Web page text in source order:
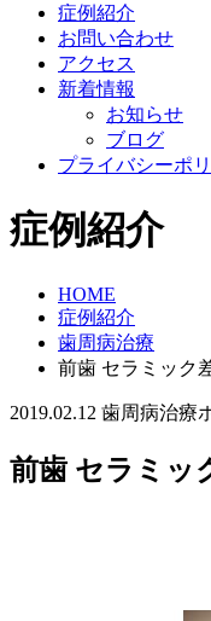
症例紹介
お問い合わせ
アクセス
新着情報
お知らせ
ブログ
プライバシーポ
症例紹介
HOME
症例紹介
歯周病治療
前歯 セラミック
2019.02.12 歯周病治療
前歯 セラミッ